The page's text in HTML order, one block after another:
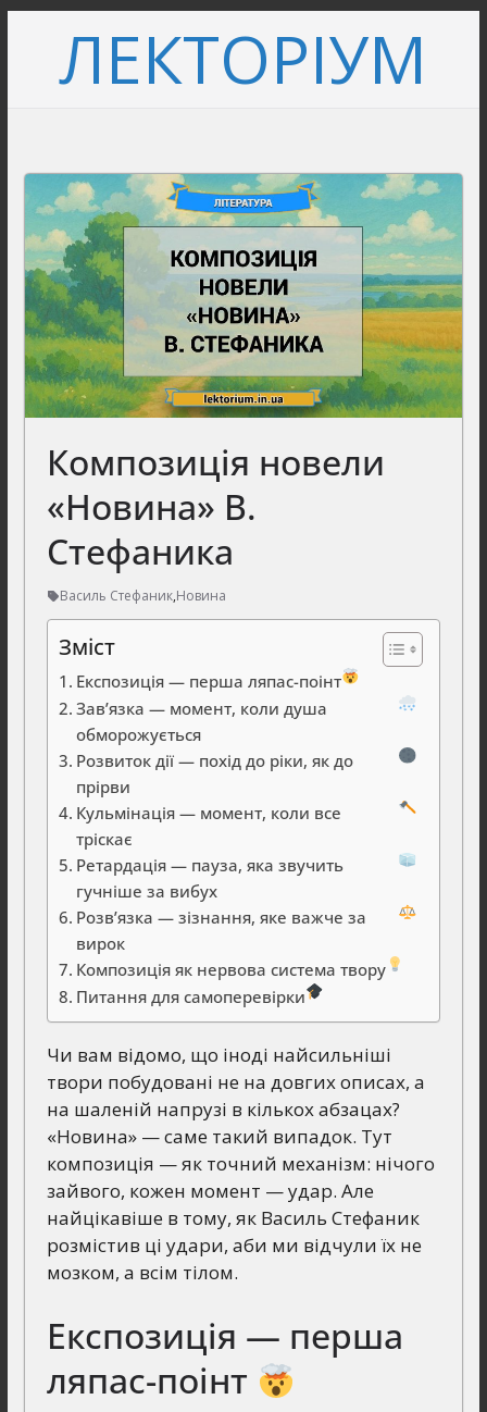
вмістуЛЕКТОРІУМ
Композиція новели
«Новина» В.
Стефаника
Василь Стефаник,Новина
Зміст
Експозиція — перша ляпас-поінт
Зав’язка — момент, коли душа
обморожується
Розвиток дії — похід до ріки, як до
прірви
Кульмінація — момент, коли все
тріскає
Ретардація — пауза, яка звучить
гучніше за вибух
Розв’язка — зізнання, яке важче за
вирок
Композиція як нервова система твору
Питання для самоперевірки
Чи вам відомо, що іноді найсильніші
твори побудовані не на довгих описах, а
на шаленій напрузі в кількох абзацах?
«Новина» — саме такий випадок. Тут
композиція — як точний механізм: нічого
зайвого, кожен момент — удар. Але
найцікавіше в тому, як Василь Стефаник
розмістив ці удари, аби ми відчули їх не
мозком, а всім тілом.
Експозиція — перша
ляпас-поінт